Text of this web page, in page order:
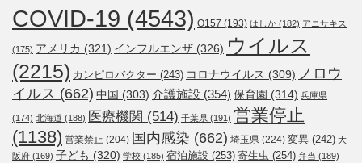
COVID-19 (4543) O157 (193) はしか (182) アニサキス
(175) アメリカ (321) インフルエンザ (326) ウイルス
(2215) カンピロバクター (243) コロナウイルス (309) ノロウ
イルス (662) 中国 (303) 介護施設 (354) 保育園 (314) 兵庫県
(174) 北海道 (188) 医療機関 (514) 千葉県 (191) 営業停止
(1138) 営業禁止 (204) 国内感染 (662) 埼玉県 (224) 変異 (242) 大
阪府 (169) 子ども (320) 学校 (185) 宿泊施設 (253) 寄生虫 (254) 弁当 (189)